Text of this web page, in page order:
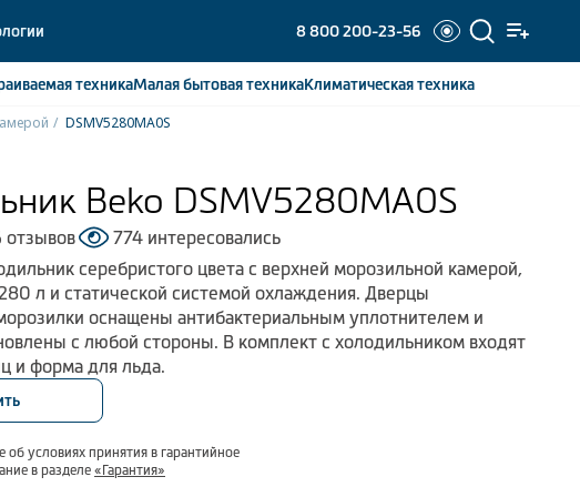
8 800 200-23-56
техникаМалая бытоваятехникаКлиматическаятехника
DSMV5280MA0S
Beko DSMV5280MA0S
отзывов
774 интересовались
серебристого цвета с верхней морозильной камерой,
л и статической системой охлаждения. Дверцы
оснащены антибактериальным уплотнителем и
с любой стороны. В комплект с холодильником входят
и форма для льда.
об условиях принятия в гарантийное
в разделе «Гарантия»